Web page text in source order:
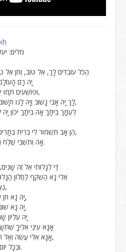
מלים:
הַכֹּל עוֹבְדִים לָךְ, אֵל טוֹב, וְחֹן אֵל
יָהּ רָם הָעוֹלָם מָלֵא
וּפוֹשְׁעִים תַּמּוּ יִתַּמּוּ תַּמּוּ יִתַּמּוּ, טוֹל חוֹבִי אָהוּב,
לָךְ יָהּ אָבִי נָשׁוּב וְיָהּ לָנוּ תָּשׁוּב (2) וְנָא אָבִי אַל תַּעַזְבֵנוּ, עֲנֵנוּ,
לְעַמָּךְ בֵּיתָךֽ אָהּ בֵּיתָךֽ יִכּוֹן
הֵן אָב תִּשְׁמוֹר לִי בְּרִית בְּתָרִים, וְלִי יָהּ תָּחֹן כִּי אַתָּה אֵל רַחוּם,
אָהּ וְתִשְׁבִּי שֽׁלַח נָא וְלֹא בְעִתּוֹ, וְלִי אָב נָא תָּשׁוּב.
דַּי לְגָלוּתִי אֵל זֶה
אֵלִי נָא הַשְׁקֵף לַחֲלוֹן
נֶאֱבָקִים וְנֶאֱנָקִים מִיַּד עוֹל הַגּוֹיִים,
יָהּ נָא חֹן עַל עַמָּךֽ דַּלִּים שׁוּב מֵחֲרוֹן אַפָּךָ,
יָהּ נָא שׁוּב הָאֵר יָהּ חָבִיב הָגֵן בְּרוּחַךֽ עָלָיו.
יָהּ עֶלְיוֹן
אָנָּא עֵינַי אֵלֶיךָ
אָנָּא אֵלִי עֲשֵׂה וְאַל תְּאַחֵר כִּי בְךָ בָּטַחְתִּי וְלֹא בְאַחֵר,
וּבְכָל יוֹם וָיוֹם לָךְ מְיַחֵד, אֵלִי אֵל תַּעַזְבֵנִי.